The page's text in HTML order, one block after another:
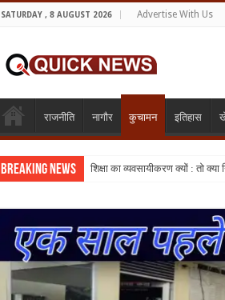
SATURDAY , 8 AUGUST 2026 Advertise With Us
राजनीति नागौर कुचामन इतिहास
Breaking News शिक्षा का व्यवसायीकरण क्यों : तो